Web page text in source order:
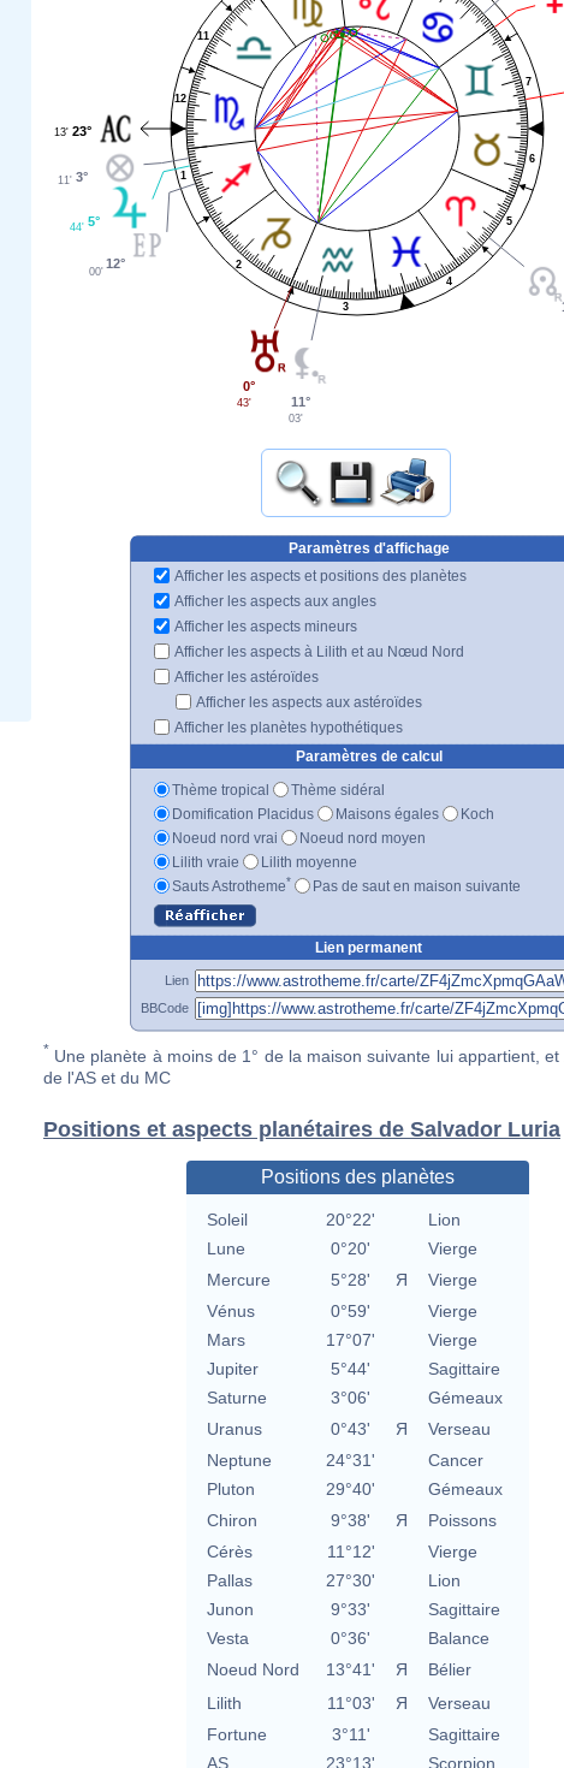
1
2
3
4
5
6
7
11
12
23°
13'
3°
11'
5°
44'
12°
00'
0°
43' 11°
03'
Paramètres d'affichage
Afficher les aspects et positions des planètes
Afficher les aspects aux angles
Afficher les aspects mineurs
Afficher les aspects à Lilith et au Nœud Nord
Afficher les astéroïdes
Afficher les aspects aux astéroïdes
Afficher les planètes hypothétiques
Paramètres de calcul
Thème tropical
Thème sidéral
Domification Placidus
Maisons égales
Koch
Noeud nord vrai
Noeud nord moyen
Lilith vraie
Lilith moyenne
Sauts Astrotheme* Pas de saut en maison suivante
Lien permanent
Lien
BBCode
* Une planète à moins de 1° de la maison suivante lui appartient, et
de l'AS et du MC
Positions et aspects planétaires de Salvador Luria
Positions des planètes
Soleil 20°22'
Lion
Lune
0°20'
Vierge
Mercure
5°28' Я
Vierge
Vénus
0°59'
Vierge
Mars
17°07'
Vierge
Jupiter
5°44'
Sagittaire
Saturne
3°06'
Gémeaux
Uranus
0°43' Я
Verseau
Neptune
24°31'
Cancer
Pluton
29°40'
Gémeaux
Chiron
9°38' Я
Poissons
Cérès
11°12'
Vierge
Pallas
27°30'
Lion
Junon
9°33'
Sagittaire
Vesta
0°36'
Balance
Noeud Nord
13°41' Я
Bélier
Lilith
11°03' Я
Verseau
Fortune
3°11'
Sagittaire
AS
23°13' Scorpion